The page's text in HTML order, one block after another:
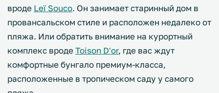
вроде Leï Souco. Он занимает старинный дом в
провансальском стиле и расположен недалеко от
пляжа. Или обратить внимание на курортный
комплекс вроде Toison D'or, где вас ждут
комфортные бунгало премиум-класса,
расположенные в тропическом саду у самого